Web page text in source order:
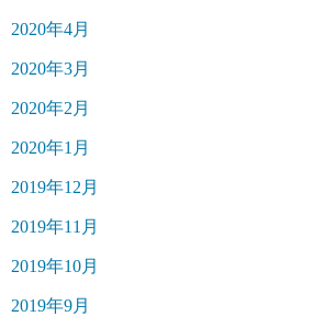
2020年4月
2020年3月
2020年2月
2020年1月
2019年12月
2019年11月
2019年10月
2019年9月